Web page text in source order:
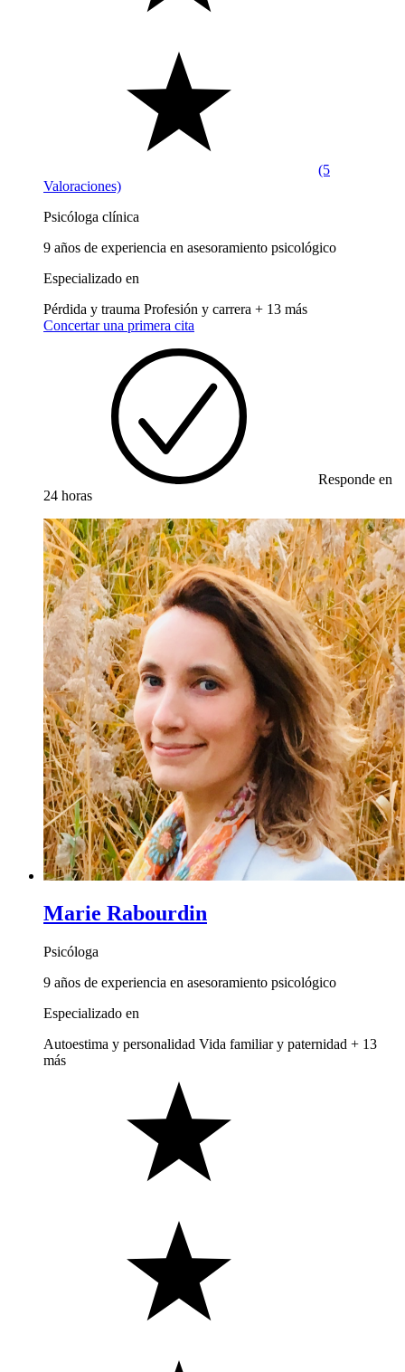
(5
Valoraciones)
Psicóloga clínica
9 años de experiencia en asesoramiento psicológico
Especializado en
Pérdida y trauma Profesión y carrera + 13 más
Concertar una primera cita
Responde en
24 horas
Marie Rabourdin
Psicóloga
9 años de experiencia en asesoramiento psicológico
Especializado en
Autoestima y personalidad Vida familiar y paternidad + 13
más